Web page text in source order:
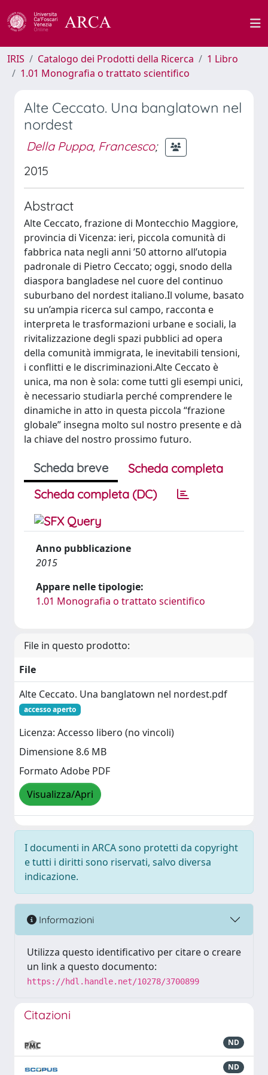
IRIS Catalogo dei Prodotti della Ricerca
1 Libro
1.01 Monografia o trattato scientifico
Alte Ceccato. Una banglatown nel
nordest
Della Puppa, Francesco;
2015
Abstract
Alte Ceccato, frazione di Montecchio Maggiore,
provincia di Vicenza: ieri, piccola comunità di
fabbrica nata negli anni ’50 attorno all’utopia
padronale di Pietro Ceccato; oggi, snodo della
diaspora bangladese nel cuore del continuo
suburbano del nordest italiano.Il volume, basato
su un’ampia ricerca sul campo, racconta e
interpreta le trasformazioni urbane e sociali, la
rivitalizzazione degli spazi pubblici ad opera
della comunità immigrata, le inevitabili tensioni,
i conflitti e le discriminazioni.Alte Ceccato è
unica, ma non è sola: come tutti gli esempi unici,
è necessario studiarla perché comprendere le
dinamiche in atto in questa piccola “frazione
globale” insegna molto sul nostro presente e dà
la chiave del nostro prossimo futuro.
Scheda breve
Scheda completa
Scheda completa (DC)
Anno pubblicazione
2015
Appare nelle tipologie:
1.01 Monografia o trattato scientifico
File in questo prodotto:
File
Alte Ceccato. Una banglatown nel nordest.pdf
accesso aperto
Licenza: Accesso libero (no vincoli)
Dimensione 8.6 MB
Formato Adobe PDF
Visualizza/Apri
I documenti in ARCA sono protetti da copyright
e tutti i diritti sono riservati, salvo diversa
indicazione.
Informazioni
Utilizza questo identificativo per citare o creare
un link a questo documento:
https://hdl.handle.net/10278/3700899
Citazioni
ND
ND